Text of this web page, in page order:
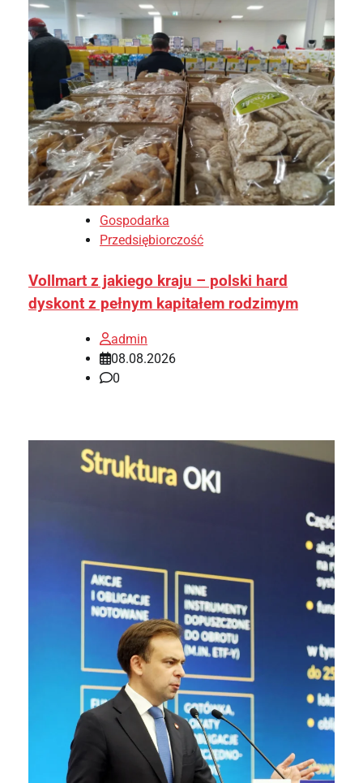
Gospodarka
Przedsiębiorczość
Vollmart z jakiego kraju – polski hard
dyskont z pełnym kapitałem rodzimym
admin
08.08.2026
0